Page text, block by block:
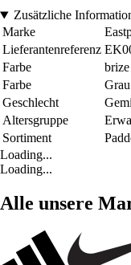
Zusätzliche
Marke
Lieferantenreferenz
Farbe
Farbe
Grau
Geschlecht
Altersgruppe
Sortiment
Loading...
Loading...
Alle unsere